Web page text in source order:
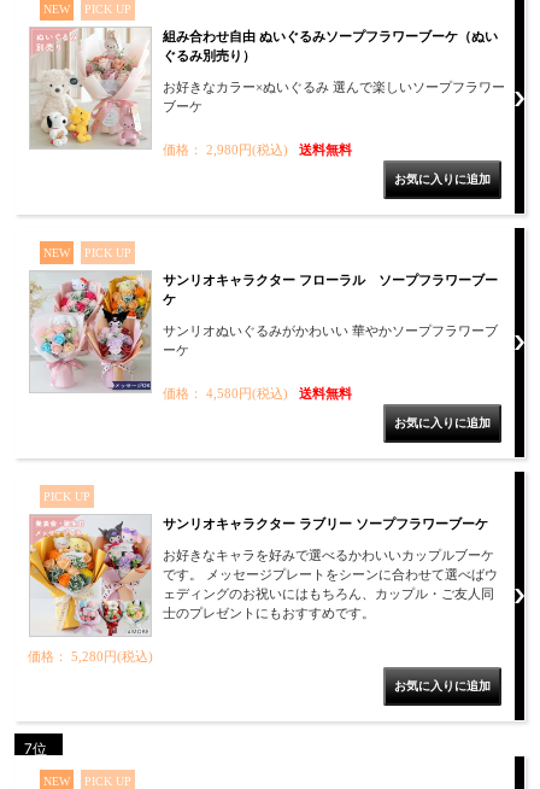
NEW PICK UP
組み合わせ自由 ぬいぐるみソープフラワーブーケ（ぬい
ぐるみ別売り）
お好きなカラー×ぬいぐるみ 選んで楽しいソープフラワー
ブーケ
価格： 2,980円(税込) 送料無料
NEW PICK UP
サンリオキャラクター フローラル ソープフラワーブー
ケ
サンリオぬいぐるみがかわいい 華やかソープフラワーブ
ーケ
価格： 4,580円(税込) 送料無料
PICK UP
サンリオキャラクター ラブリー ソープフラワーブーケ
お好きなキャラを好みで選べるかわいいカップルブーケ
です。 メッセージプレートをシーンに合わせて選べばウ
ェディングのお祝いにはもちろん、カップル・ご友人同
士のプレゼントにもおすすめです。
価格： 5,280円(税込)
7位
NEW PICK UP